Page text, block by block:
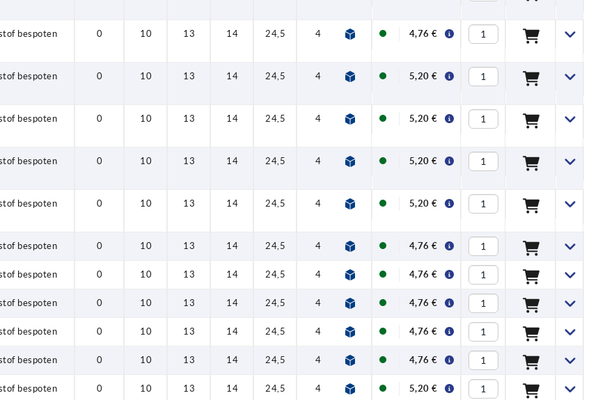
bespoten 0 10 13 14 24,5 4 14,5 30 33 37 7
4,76 €
bespoten 0 10 13 14 24,5 4 14,5 30 33 37 7
5,20 €
bespoten 0 10 13 14 24,5 4 14,5 30 33 37 7
5,20 €
bespoten 0 10 13 14 24,5 4 14,5 30 33 37 7
5,20 €
bespoten 0 10 13 14 24,5 4 14,5 30 33 37 7
5,20 €
bespoten 0 10 13 14 24,5 4 14,5 30 33 37 7
4,76 €
bespoten 0 10 13 14 24,5 4 14,5 30 33 37 7
4,76 €
bespoten 0 10 13 14 24,5 4 14,5 30 33 37 7
4,76 €
bespoten 0 10 13 14 24,5 4 14,5 30 33 37 7
4,76 €
bespoten 0 10 13 14 24,5 4 14,5 30 33 37 7
4,76 €
bespoten 0 10 13 14 24,5 4 14,5 30 33 37 7
5,20 €